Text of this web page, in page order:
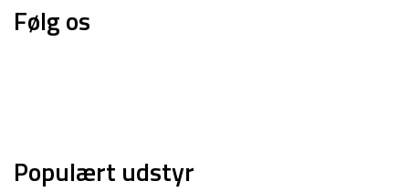
Følg os
Populært udstyr